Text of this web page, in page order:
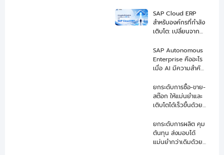
SAP Cloud ERP
สำหรับองค์กรที่กำลัง
เติบโต: เปลี่ยนจาก
พร้อมขยายธุรกิจ
SAP Autonomous
Enterprise คืออะไร
เมื่อ AI มีความสำคัญ
ยกระดับการซื้อ-ขาย-
สต๊อก ให้แม่นยำและ
เติบโตได้เร็วขึ้นด้วย
ธุรกิจ Trading
ยกระดับการผลิต คุม
ต้นทุน ส่งมอบได้
แม่นยำกว่าเดิมด้วย